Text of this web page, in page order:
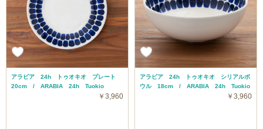
アラビア 24h トゥオキオ プレート
20cm / ARABIA 24h Tuokio
￥3,960
アラビア 24h トゥオキオ シリアルボ
ウル 18cm / ARABIA 24h Tuokio
￥3,960